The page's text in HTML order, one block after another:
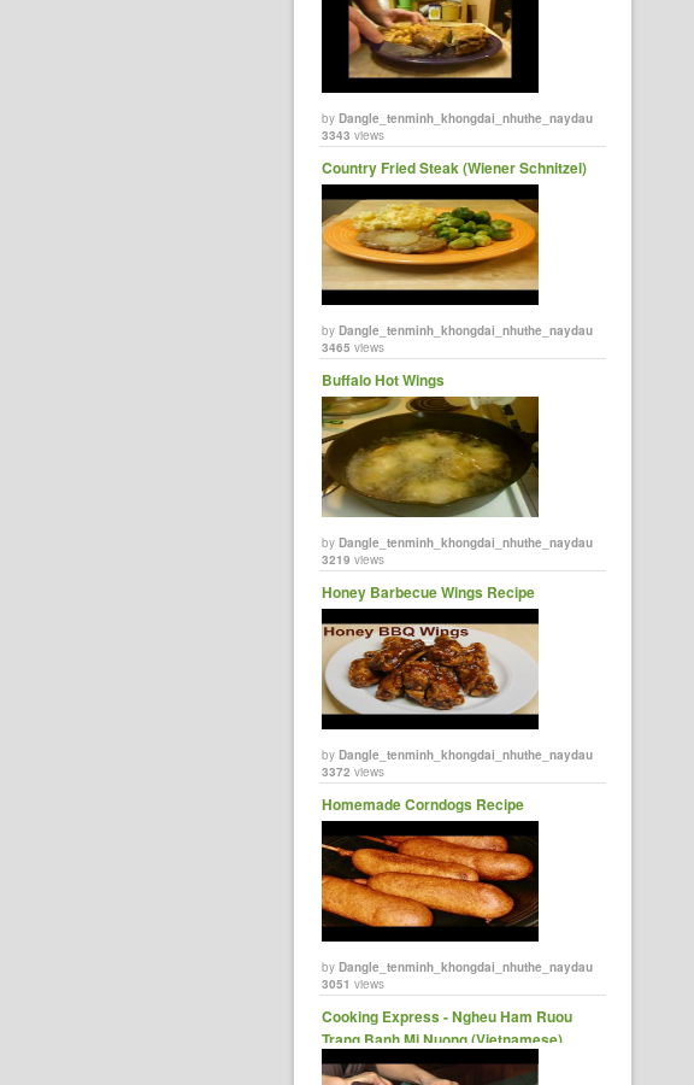
byDangle_tenminh_khongdai_nhuthe_naydau
3343 views
Country Fried Steak (Wiener Schnitzel)
byDangle_tenminh_khongdai_nhuthe_naydau
3465 views
Buffalo Hot Wings
byDangle_tenminh_khongdai_nhuthe_naydau
3219 views
Honey Barbecue Wings Recipe
byDangle_tenminh_khongdai_nhuthe_naydau
3372 views
Homemade Corndogs Recipe
byDangle_tenminh_khongdai_nhuthe_naydau
3051 views
Cooking Express - Ngheu Ham Ruou
Trang Banh Mi Nuong (Vietnamese)